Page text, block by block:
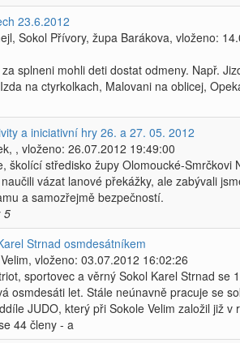
23.6.2012
Sokol Přívory, župa Barákova, vloženo:
splneni mohli deti dostat odmeny. Např.
na ctyrkolkach, Malovani na oblicej,
a iniciativní hry 26. a 27. 05. 2012
, vloženo: 26.07.2012 19:49:00
školící středisko župy Olomoucké-Smrčkovi
vázat lanové překážky, ale zabývali
a samozřejmě bezpečností.
5
Strnad osmdesátníkem
vloženo: 03.07.2012 16:02:26
sportovec a věrný Sokol Karel Strnad se
osmdesáti let. Stále neúnavně pracuje se
JUDO, který při Sokole Velim založil již v
44 členy - a